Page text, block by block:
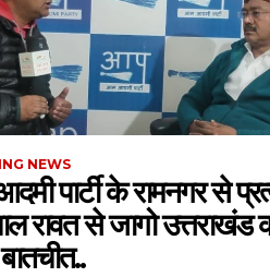
NEWS
पार्टी के रामनगर से
रावत से जागो उत्तराखंड